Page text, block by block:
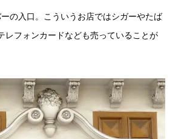
の入口。こういうお店ではシガーやたば
レフォンカードなども売っていることが